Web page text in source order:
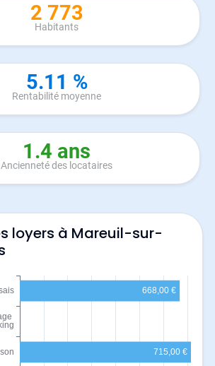
2 773
Habitants
5.11 %
Rentabilité moyenne
1.4 ans
Ancienneté des locataires
loyers à Mareuil-sur-